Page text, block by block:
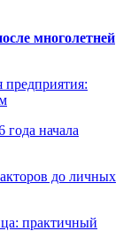
многолетней
предприятия:
года начала
до личных
практичный